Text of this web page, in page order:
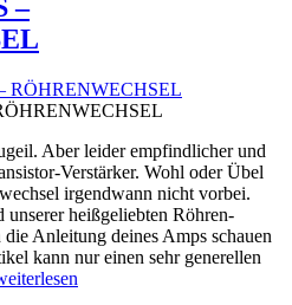
–
Aber leider empfindlicher und
Verstärker. Wohl oder Übel
irgendwann nicht vorbei.
heißgeliebten Röhren-
Anleitung deines Amps schauen
kann nur einen sehr generellen